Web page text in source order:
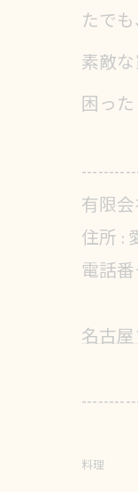
たで
素敵
困っ
有限
住所 :
電話
名古
料理